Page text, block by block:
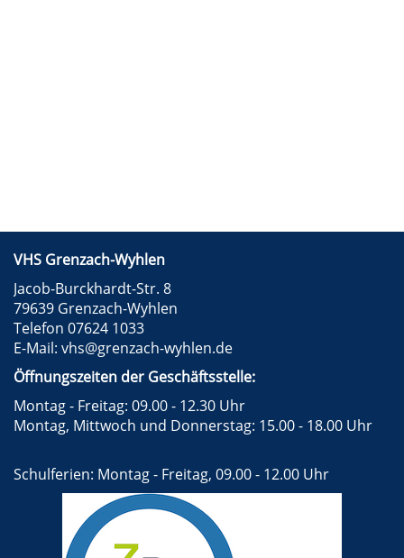
VHS Grenzach-Wyhlen
Jacob-Burckhardt-Str. 8
79639 Grenzach-Wyhlen
Telefon 07624 1033
E-Mail: vhs@grenzach-wyhlen.de
Öffnungszeiten der Geschäftsstelle:
Montag - Freitag: 09.00 - 12.30 Uhr
Montag, Mittwoch und Donnerstag: 15.00 - 18.00 Uhr
Schulferien: Montag - Freitag, 09.00 - 12.00 Uhr